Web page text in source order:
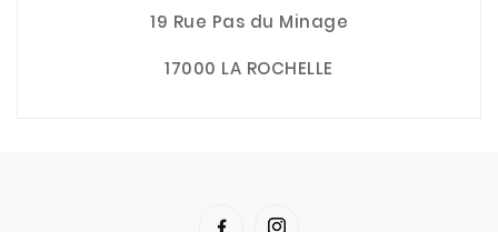
19 Rue Pas du Minage
17000 LA ROCHELLE